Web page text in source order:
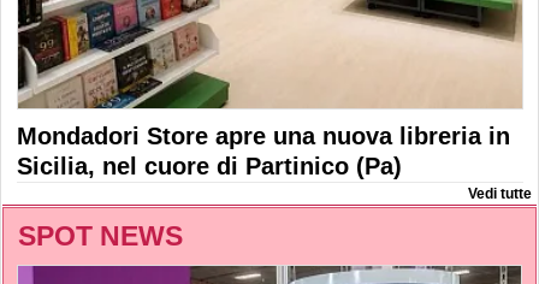
Mondadori Store apre una nuova libreria in
Sicilia, nel cuore di Partinico (Pa)
Vedi tutte
SPOT NEWS